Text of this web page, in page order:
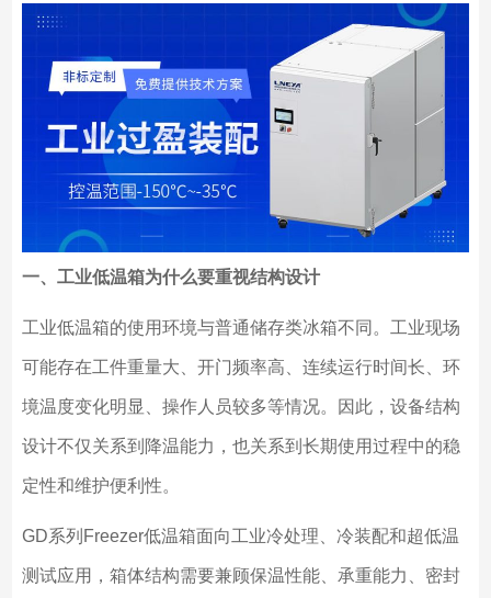
一、工业低温箱为什么要重视结构设计
工业低温箱的使用环境与普通储存类冰箱不同。工业现场
可能存在工件重量大、开门频率高、连续运行时间长、环
境温度变化明显、操作人员较多等情况。因此，设备结构
设计不仅关系到降温能力，也关系到长期使用过程中的稳
定性和维护便利性。
GD系列Freezer低温箱面向工业冷处理、冷装配和超低温
测试应用，箱体结构需要兼顾保温性能、承重能力、密封